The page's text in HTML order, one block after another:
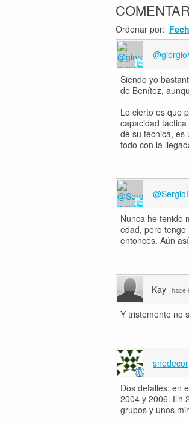
Ordenar por:
Siendo yo
de Benítez,
Lo cierto es que
capacidad
de su técnica, es
todo con la
Nunca he tenido
edad, pero
entonces. Aún
Kay · hace
Y tristemente no
snedecor
Dos detalles: en
2004 y 2006. En
grupos y unos